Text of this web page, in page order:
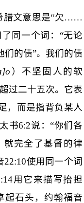
腊文意思是“欠……
同一个词：“无论
的债”。我们的债
）不坚固人的软
过二十五次。它表
，而是指背负某人
书6:2说：“你们各
就完全了基督的律
22:10使用同一个词
用它来描写抬担
起石头，约翰福音